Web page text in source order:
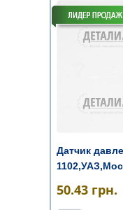
Датчик
50.43 грн.